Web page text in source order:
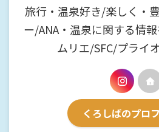
旅行・温泉好き/楽しく・
ー/ANA・温泉に関する情
ムリエ/SFC/プライ
くろしばのプロ